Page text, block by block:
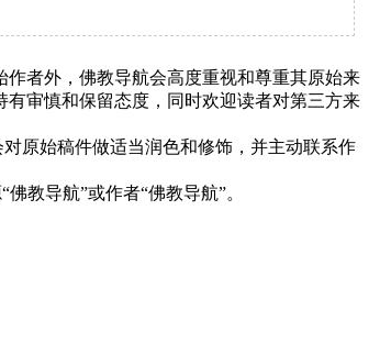
者外，佛教导航会高度重视和尊重其原始来
审慎和保留态度，同时欢迎读者对第三方来
原始稿件做适当润色和修饰，并主动联系作
教导航”或作者“佛教导航”。